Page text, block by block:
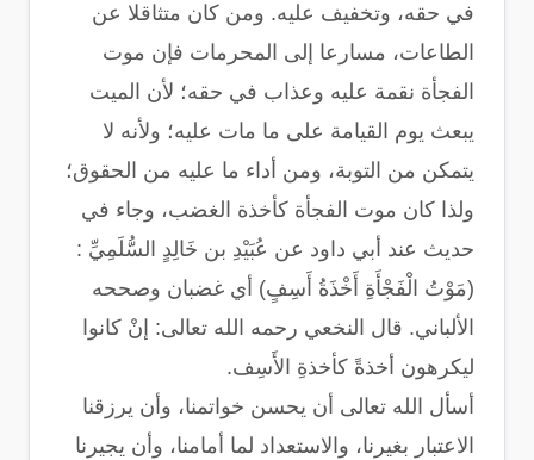
في حقه، وتخفيف عليه. ومن كان متثاقلا عن
الطاعات، مسارعا إلى المحرمات فإن موت
الفجأة نقمة عليه وعذاب في حقه؛ لأن الميت
يبعث يوم القيامة على ما مات عليه؛ ولأنه لا
يتمكن من التوبة، ومن أداء ما عليه من الحقوق؛
ولذا كان موت الفجأة كأخذة الغضب، وجاء في
حديث عند أبي داود عن عُبَيْدِ بن خَالِدٍ السُّلَمِيِّ :
(مَوْتُ الْفَجْأَةِ أَخْذَةُ أَسِفٍ) أي غضبان وصححه
الألباني. قال النخعي رحمه الله تعالى: إنْ كانوا
ليكرهون أخذةً كأخذةِ الأَسِف.
أسأل الله تعالى أن يحسن خواتمنا، وأن يرزقنا
الاعتبار بغيرنا، والاستعداد لما أمامنا، وأن يجيرنا